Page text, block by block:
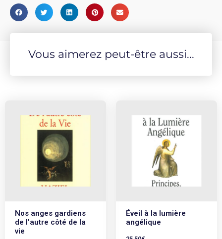
Vous aimerez peut-être aussi...
Nos anges gardiens
de l’autre côté de la
vie
Éveil à la lumière
angélique